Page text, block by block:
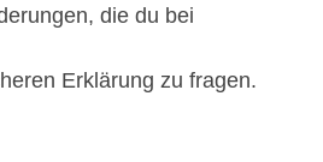
die du bei
Erklärung zu fragen.